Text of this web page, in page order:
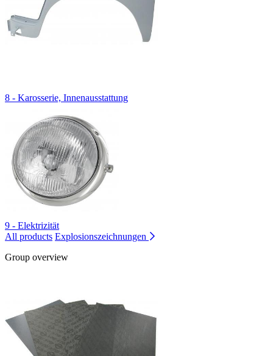
8 - Karosserie, Innenausstattung
9 - Elektrizität
All products Explosionszeichnungen
Group overview